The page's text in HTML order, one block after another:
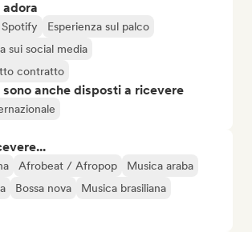
Spotify
Esperienza sul palco
sui social media
contratto
anche disposti a ricevere
Afrobeat / Afropop
Musica araba
Bossa nova
Musica brasiliana